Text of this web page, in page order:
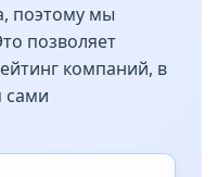
поэтому мы
позволяет
компаний, в
сами